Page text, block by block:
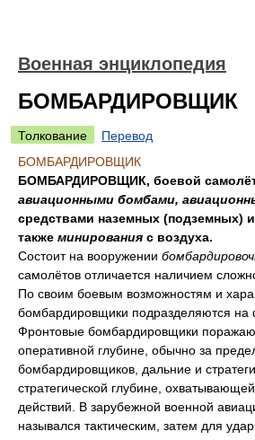
Военная энциклопедия
БОМБАРДИРОВЩИК
Толкование
Перевод
БОМБАРДИРОВЩИК
БОМБАРДИРОВЩИК, боевой
авиационными бомбами,
средствами наземных (подземных)
также минирования с воздуха.
Состоит на вооружении
самолётов отличается наличием
По своим боевым возможностям и
бомбардировщики подразделяются на
Фронтовые бомбардировщики
оперативной глубине, обычно за
бомбардировщиков, дальние и
стратегической глубине,
действий. В зарубежной военной
назывался тактическим, затем для